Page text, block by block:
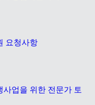
요청사항
사업을 위한 전문가 토